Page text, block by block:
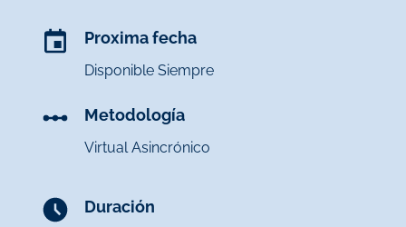
Proxima fecha
Disponible Siempre
Metodología
Virtual Asincrónico
Duración